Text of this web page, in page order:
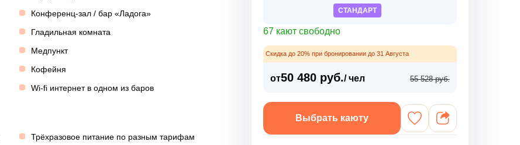
Конференц-зал / бар «Ладога»
Гладильная комната
Медпункт
Кофейня
Wi-fi интернет в одном из баров
Трёхразовое питание по разным тарифам
СТАНДАРТ
67 кают свободно
Скидка до 20% при бронировании до 31 Августа
от50 480 руб./ чел 55 528 руб.
Выбрать каюту